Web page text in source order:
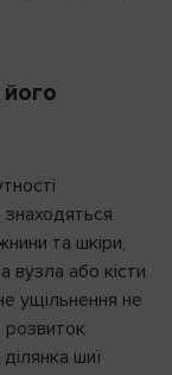
знаходяться
та шкіри,
вузла або кісти
ущільнення не
розвиток
шиї